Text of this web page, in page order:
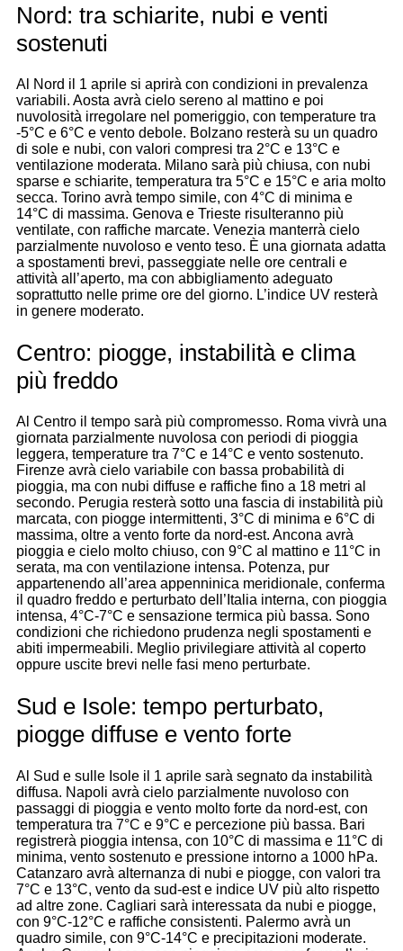
Nord: tra schiarite, nubi e venti
sostenuti
Al Nord il 1 aprile si aprirà con condizioni in prevalenza
variabili. Aosta avrà cielo sereno al mattino e poi
nuvolosità irregolare nel pomeriggio, con temperature tra
-5°C e 6°C e vento debole. Bolzano resterà su un quadro
di sole e nubi, con valori compresi tra 2°C e 13°C e
ventilazione moderata. Milano sarà più chiusa, con nubi
sparse e schiarite, temperatura tra 5°C e 15°C e aria molto
secca. Torino avrà tempo simile, con 4°C di minima e
14°C di massima. Genova e Trieste risulteranno più
ventilate, con raffiche marcate. Venezia manterrà cielo
parzialmente nuvoloso e vento teso. È una giornata adatta
a spostamenti brevi, passeggiate nelle ore centrali e
attività all’aperto, ma con abbigliamento adeguato
soprattutto nelle prime ore del giorno. L’indice UV resterà
in genere moderato.
Centro: piogge, instabilità e clima
più freddo
Al Centro il tempo sarà più compromesso. Roma vivrà una
giornata parzialmente nuvolosa con periodi di pioggia
leggera, temperature tra 7°C e 14°C e vento sostenuto.
Firenze avrà cielo variabile con bassa probabilità di
pioggia, ma con nubi diffuse e raffiche fino a 18 metri al
secondo. Perugia resterà sotto una fascia di instabilità più
marcata, con piogge intermittenti, 3°C di minima e 6°C di
massima, oltre a vento forte da nord-est. Ancona avrà
pioggia e cielo molto chiuso, con 9°C al mattino e 11°C in
serata, ma con ventilazione intensa. Potenza, pur
appartenendo all’area appenninica meridionale, conferma
il quadro freddo e perturbato dell’Italia interna, con pioggia
intensa, 4°C-7°C e sensazione termica più bassa. Sono
condizioni che richiedono prudenza negli spostamenti e
abiti impermeabili. Meglio privilegiare attività al coperto
oppure uscite brevi nelle fasi meno perturbate.
Sud e Isole: tempo perturbato,
piogge diffuse e vento forte
Al Sud e sulle Isole il 1 aprile sarà segnato da instabilità
diffusa. Napoli avrà cielo parzialmente nuvoloso con
passaggi di pioggia e vento molto forte da nord-est, con
temperatura tra 7°C e 9°C e percezione più bassa. Bari
registrerà pioggia intensa, con 10°C di massima e 11°C di
minima, vento sostenuto e pressione intorno a 1000 hPa.
Catanzaro avrà alternanza di nubi e piogge, con valori tra
7°C e 13°C, vento da sud-est e indice UV più alto rispetto
ad altre zone. Cagliari sarà interessata da nubi e piogge,
con 9°C-12°C e raffiche consistenti. Palermo avrà un
quadro simile, con 9°C-14°C e precipitazioni moderate.